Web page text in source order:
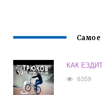
Самое
КАК
6359